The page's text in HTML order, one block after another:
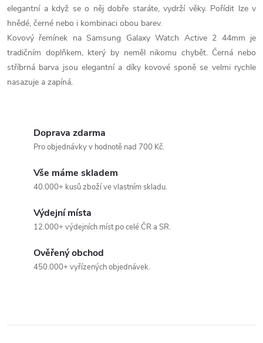
elegantní a když se o něj dobře staráte, vydrží věky. Pořídit lze v
hnědé, černé nebo i kombinaci obou barev.
Kovový řemínek na Samsung Galaxy Watch Active 2 44mm je
tradičním doplňkem, který by neměl nikomu chybět. Černá nebo
stříbrná barva jsou elegantní a díky kovové sponě se velmi rychle
nasazuje a zapíná.
Doprava zdarma
Pro objednávky v hodnotě nad 700 Kč.
Vše máme skladem
40.000+ kusů zboží ve vlastním skladu.
Výdejní místa
12.000+ výdejních míst po celé ČR a SR.
Ověřený obchod
450.000+ vyřízených objednávek.